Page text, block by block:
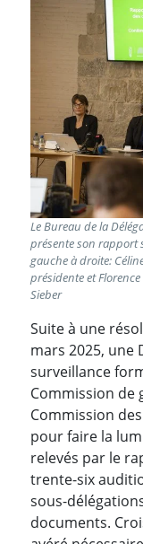
Le Bureau de la
présente son rapport
gauche à droite:
présidente et
Sieber
Suite à une
mars 2025, une
surveillance
Commission de
Commission
pour faire la
relevés par le
trente-six
sous-
documents.